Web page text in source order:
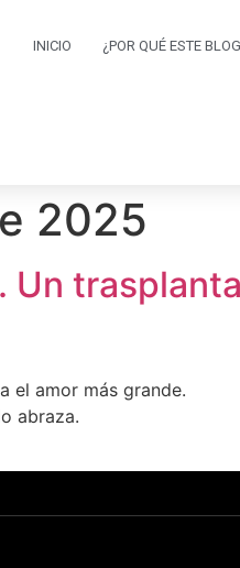
INICIO ¿POR QUÉ ESTE
2025
Un
el amor más grande.
abraza.